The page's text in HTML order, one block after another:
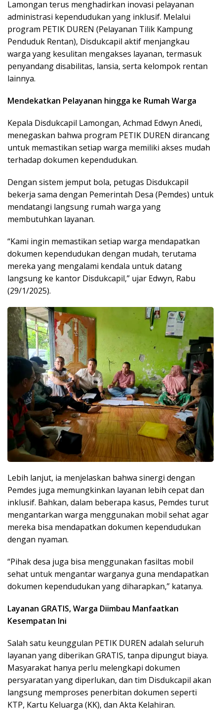
Lamongan terus menghadirkan inovasi pelayanan
administrasi kependudukan yang inklusif. Melalui
program PETIK DUREN (Pelayanan Tilik Kampung
Penduduk Rentan), Disdukcapil aktif menjangkau
warga yang kesulitan mengakses layanan, termasuk
penyandang disabilitas, lansia, serta kelompok rentan
lainnya.
Mendekatkan Pelayanan hingga ke Rumah Warga
Kepala Disdukcapil Lamongan, Achmad Edwyn Anedi,
menegaskan bahwa program PETIK DUREN dirancang
untuk memastikan setiap warga memiliki akses mudah
terhadap dokumen kependudukan.
Dengan sistem jemput bola, petugas Disdukcapil
bekerja sama dengan Pemerintah Desa (Pemdes) untuk
mendatangi langsung rumah warga yang
membutuhkan layanan.
“Kami ingin memastikan setiap warga mendapatkan
dokumen kependudukan dengan mudah, terutama
mereka yang mengalami kendala untuk datang
langsung ke kantor Disdukcapil,” ujar Edwyn, Rabu
(29/1/2025).
Lebih lanjut, ia menjelaskan bahwa sinergi dengan
Pemdes juga memungkinkan layanan lebih cepat dan
inklusif. Bahkan, dalam beberapa kasus, Pemdes turut
mengantarkan warga menggunakan mobil sehat agar
mereka bisa mendapatkan dokumen kependudukan
dengan nyaman.
“Pihak desa juga bisa menggunakan fasiltas mobil
sehat untuk mengantar warganya guna mendapatkan
dokumen kependudukan yang diharapkan,” katanya.
Layanan GRATIS, Warga Diimbau Manfaatkan
Kesempatan Ini
Salah satu keunggulan PETIK DUREN adalah seluruh
layanan yang diberikan GRATIS, tanpa dipungut biaya.
Masyarakat hanya perlu melengkapi dokumen
persyaratan yang diperlukan, dan tim Disdukcapil akan
langsung memproses penerbitan dokumen seperti
KTP, Kartu Keluarga (KK), dan Akta Kelahiran.